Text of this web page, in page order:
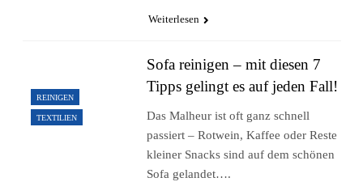
Weiterlesen
REINIGEN
TEXTILIEN
Sofa reinigen – mit diesen 7
Tipps gelingt es auf jeden Fall!
Das Malheur ist oft ganz schnell
passiert – Rotwein, Kaffee oder Reste
kleiner Snacks sind auf dem schönen
Sofa gelandet….